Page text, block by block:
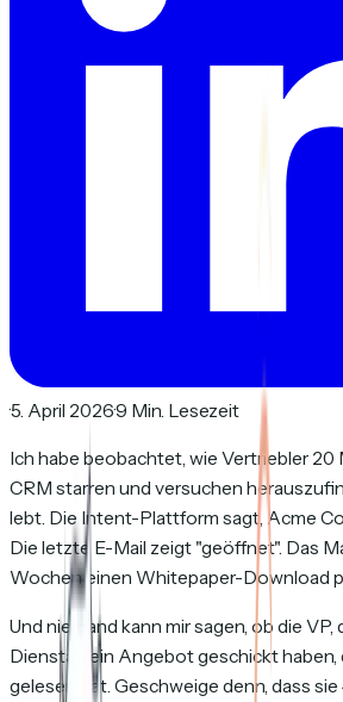
·5. April 2026·9 Min. Lesezeit
Ich habe beobachtet, wie Vertriebler 20
CRM starren und versuchen
lebt. Die Intent-Plattform sagt, Acme
Die letzte E-Mail zeigt "geöffnet". Das
Wochen einen Whitepaper-Download
Und niemand kann mir sagen, ob die
Dienstag ein Angebot geschickt haben,
gelesen hat. Geschweige denn, dass